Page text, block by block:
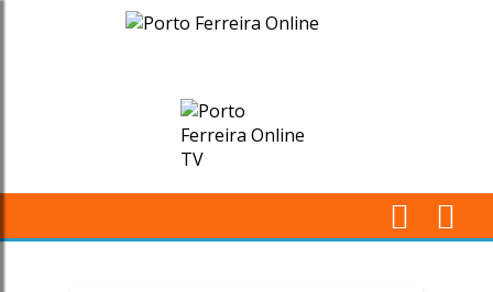
Conheça
experiência
única